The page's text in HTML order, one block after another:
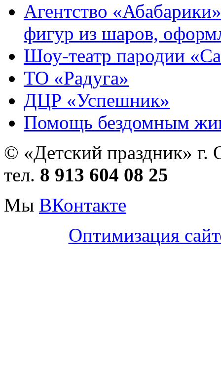
Агентство
фигур из шаров,
Шоу-театр пародии
ТО «Радуга»
ДЦР «Успешник»
Помощь бездомным
© «Детский праздник» г.
тел. 8 913 604 08 25
Мы ВКонтакте
Оптимизация